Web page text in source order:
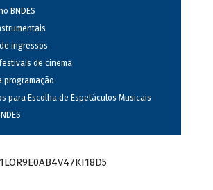
BNDES
ingressos
de cinema
programação
para Escolha de Espetáculos Musicais